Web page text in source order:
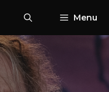
Menu